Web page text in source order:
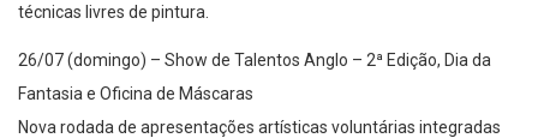
técnicas livres de pintura.
26/07 (domingo) – Show de Talentos Anglo – 2ª Edição, Dia da
Fantasia e Oficina de Máscaras
Nova rodada de apresentações artísticas voluntárias integradas